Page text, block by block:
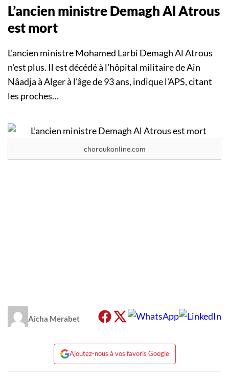
L’ancien ministre Demagh Al Atrous
est mort
L'ancien ministre Mohamed Larbi Demagh Al Atrous
n'est plus. Il est décédé à l'hôpital militaire de Ain
Nâadja à Alger à l'âge de 93 ans, indique l'APS, citant
les proches…
choroukonline.com
Aicha Merabet
Ajoutez-nous à vos favoris Google